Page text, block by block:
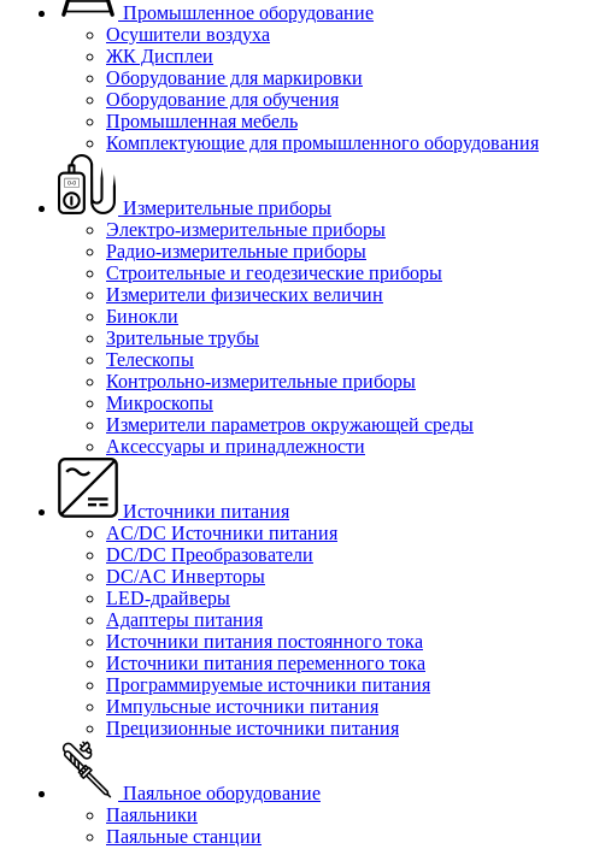
Промышленное оборудование
Осушители воздуха
ЖК Дисплеи
Оборудование для маркировки
Оборудование для обучения
Промышленная мебель
Комплектующие для промышленного оборудования
Измерительные приборы
Электро-измерительные приборы
Радио-измерительные приборы
Строительные и геодезические приборы
Измерители физических величин
Бинокли
Зрительные трубы
Телескопы
Контрольно-измерительные приборы
Микроскопы
Измерители параметров окружающей среды
Аксессуары и принадлежности
Источники питания
AC/DC Источники питания
DC/DC Преобразователи
DC/AC Инверторы
LED-драйверы
Адаптеры питания
Источники питания постоянного тока
Источники питания переменного тока
Программируемые источники питания
Импульсные источники питания
Прецизионные источники питания
Паяльное оборудование
Паяльники
Паяльные станции